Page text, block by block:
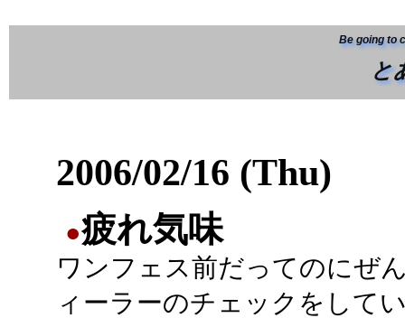
Be going to
と
2006/02/16 (Thu)
●疲れ気味
ワンフェス前だってのにぜ
ィーラーのチェックをして